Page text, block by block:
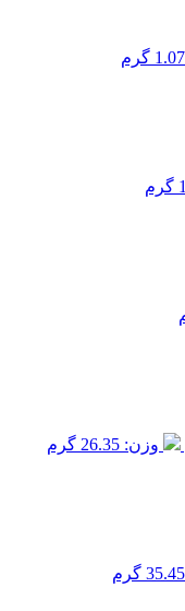
وزن: 26.35 گرم